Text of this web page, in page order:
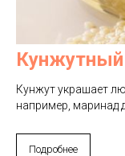
Кунжут украшает
например, маринад
Подробнее